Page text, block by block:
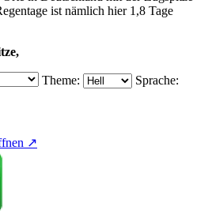
ist nämlich hier 1,8 Tage
Theme: Sprache:
↗